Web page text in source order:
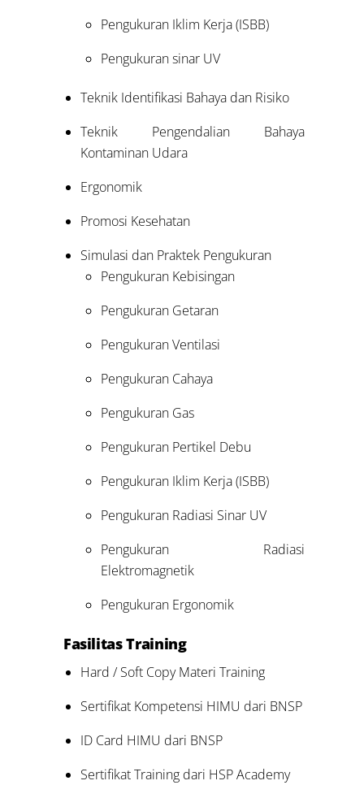
Pengukuran Iklim Kerja (ISBB)
Pengukuran sinar UV
Teknik Identifikasi Bahaya dan Risiko
Teknik Pengendalian Bahaya
Kontaminan Udara
Ergonomik
Promosi Kesehatan
Simulasi dan Praktek Pengukuran
Pengukuran Kebisingan
Pengukuran Getaran
Pengukuran Ventilasi
Pengukuran Cahaya
Pengukuran Gas
Pengukuran Pertikel Debu
Pengukuran Iklim Kerja (ISBB)
Pengukuran Radiasi Sinar UV
Pengukuran Radiasi
Elektromagnetik
Pengukuran Ergonomik
Fasilitas Training
Hard / Soft Copy Materi Training
Sertifikat Kompetensi HIMU dari BNSP
ID Card HIMU dari BNSP
Sertifikat Training dari HSP Academy